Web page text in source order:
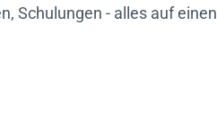
Schulungen - alles auf einen